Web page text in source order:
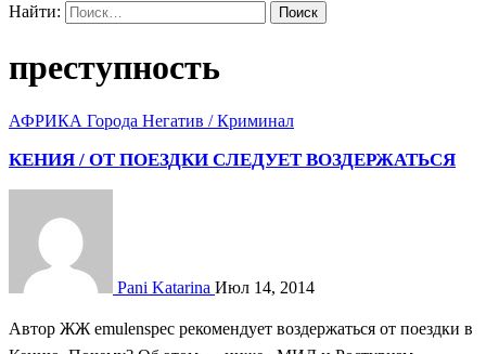
Найти:
преступность
АФРИКА Города Негатив / Криминал
КЕНИЯ / ОТ ПОЕЗДКИ СЛЕДУЕТ ВОЗДЕРЖАТЬСЯ
Pani Katarina Июл 14, 2014
Автор ЖЖ emulenspec рекомендует воздержаться от поездки в